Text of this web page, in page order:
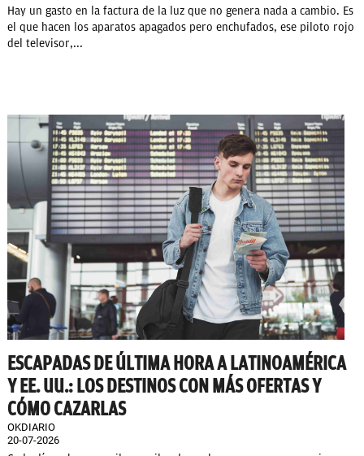
Hay un gasto en la factura de la luz que no genera nada a cambio. Es
el que hacen los aparatos apagados pero enchufados, ese piloto rojo
del televisor,...
ESCAPADAS DE ÚLTIMA HORA A LATINOAMÉRICA
Y EE. UU.: LOS DESTINOS CON MÁS OFERTAS Y
CÓMO CAZARLAS
OKDIARIO
20-07-2026